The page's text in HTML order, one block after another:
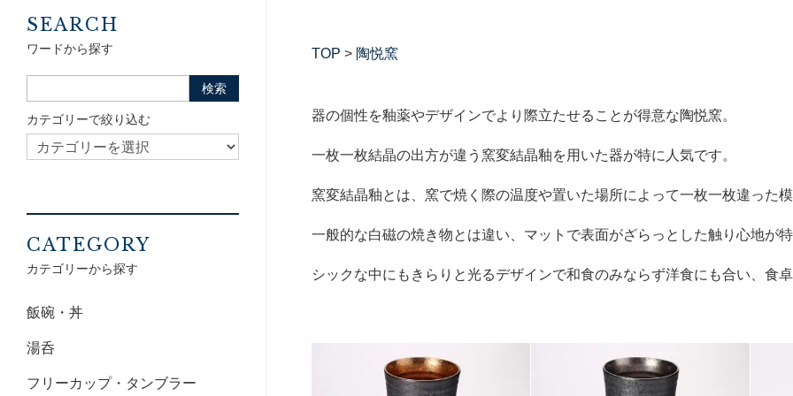
TOP > 陶悦窯
器の個性を釉薬やデザインでより際立たせることが得意な陶悦窯。
一枚一枚結晶の出方が違う窯変結晶釉を用いた器が特に人気です。
窯変結晶釉とは、窯で焼く際の温度や置いた場所によって一枚一枚違った
一般的な白磁の焼き物とは違い、マットで表面がざらっとした触り心地が
シックな中にもきらりと光るデザインで和食のみならず洋食にも合い、食
SEARCH
ワードから探す
カテゴリーで絞り込む
CATEGORY
カテゴリーから探す
飯碗・丼
湯呑
フリーカップ・タンブラー